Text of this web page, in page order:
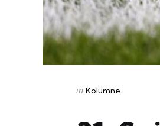
Categories
Posted
in Kolumne